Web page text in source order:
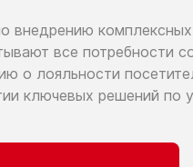
внедрению
все потребности
о лояльности
ключевых решений по